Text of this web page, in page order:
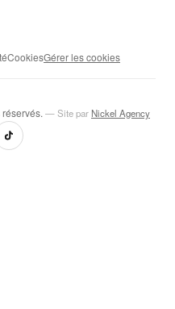
CookiesGérer les cookies
— Site par Nickel Agency